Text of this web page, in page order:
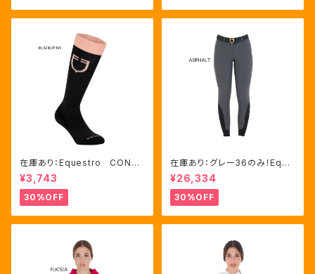
在庫あり：Equestro CONTR
ASTING LOGO ソックス 2
色（ETU00019）
¥3,743
30%OFF
在庫あり：グレー36のみ！Eque
stro Women's Aria キュロ
ット FULLグリップ（ET0675
0）
¥26,334
30%OFF